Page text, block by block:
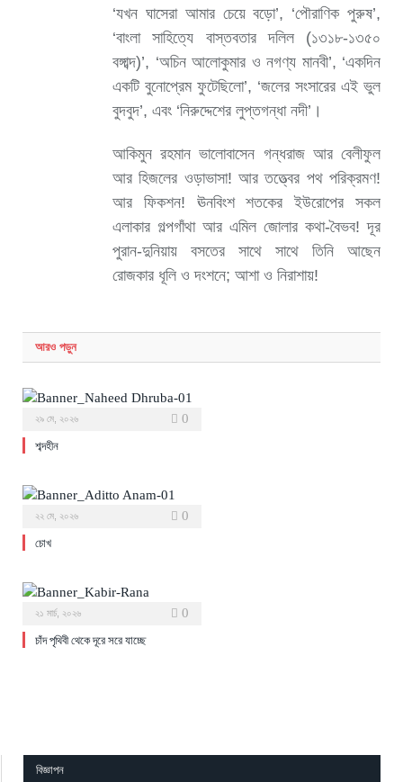
‘যখন ঘাসেরা আমার চেয়ে বড়ো’, ‘পৌরাণিক পুরুষ’,
‘বাংলা সাহিত্যে বাস্তবতার দলিল (১৩১৮-১৩৫০
বঙ্গাব্দ)’, ‘অচিন আলোকুমার ও নগণ্য মানবী’, ‘একদিন
একটি বুনোপ্রেম ফুটেছিলো’, ‘জলের সংসারের এই ভুল
বুদবুদ’, এবং ‘নিরুদ্দেশের লুপ্তগন্ধা নদী’।
আকিমুন রহমান ভালোবাসেন গন্ধরাজ আর বেলীফুল
আর হিজলের ওড়াভাসা! আর তত্ত্বের পথ পরিক্রমণ!
আর ফিকশন! ঊনবিংশ শতকের ইউরোপের সকল
এলাকার গল্পগাঁথা আর এমিল জোলার কথা-বৈভব! দূর
পুরান-দুনিয়ায় বসতের সাথে সাথে তিনি আছেন
রোজকার ধূলি ও দংশনে; আশা ও নিরাশায়!
আরও পড়ুন
২৯ মে, ২০২৬ 0
শব্দহীন
২২ মে, ২০২৬ 0
চোখ
২১ মার্চ, ২০২৬ 0
চাঁদ পৃথিবী থেকে দূরে সরে যাচ্ছে
বিজ্ঞাপন